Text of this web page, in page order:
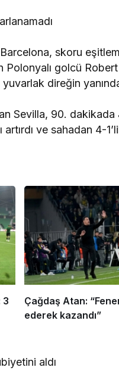
skoru
Polonyalı golcü
direğin
Sevilla, 90.
ve sahadan 4-
3
Çağdaş Atan:
ederek kazandı”
aldı